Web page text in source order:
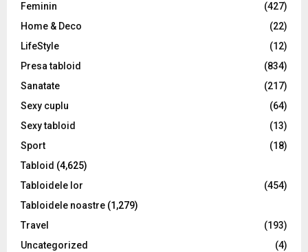
Feminin
(427)
Home & Deco
(22)
LifeStyle
(12)
Presa tabloid
(834)
Sanatate
(217)
Sexy cuplu
(64)
Sexy tabloid
(13)
Sport
(18)
Tabloid (4,625)
Tabloidele lor
(454)
Tabloidele noastre (1,279)
Travel
(193)
Uncategorized
(4)